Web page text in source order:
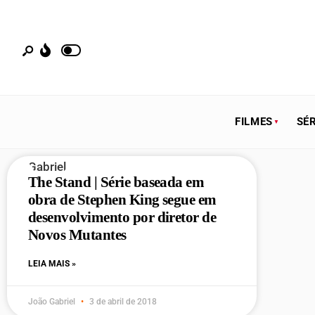
FILMES
The Stand | Série baseada em
obra de Stephen King segue em
desenvolvimento por diretor de
Novos Mutantes
LEIA MAIS »
João Gabriel 3 de abril de 2018